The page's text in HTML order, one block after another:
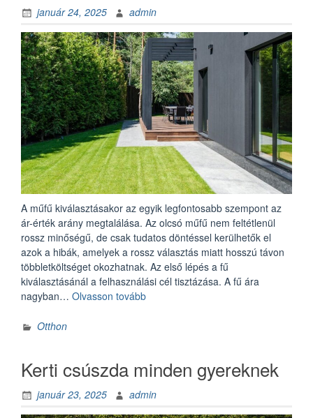
január 24, 2025 admin
A műfű kiválasztásakor az egyik legfontosabb szempont az
ár-érték arány megtalálása. Az olcsó műfű nem feltétlenül
rossz minőségű, de csak tudatos döntéssel kerülhetők el
azok a hibák, amelyek a rossz választás miatt hosszú távon
többletköltséget okozhatnak. Az első lépés a fű
kiválasztásánál a felhasználási cél tisztázása. A fű ára
nagyban… Olvasson tovább„Hogyan
Otthon
Kerti csúszda minden gyereknek
január 23, 2025 admin